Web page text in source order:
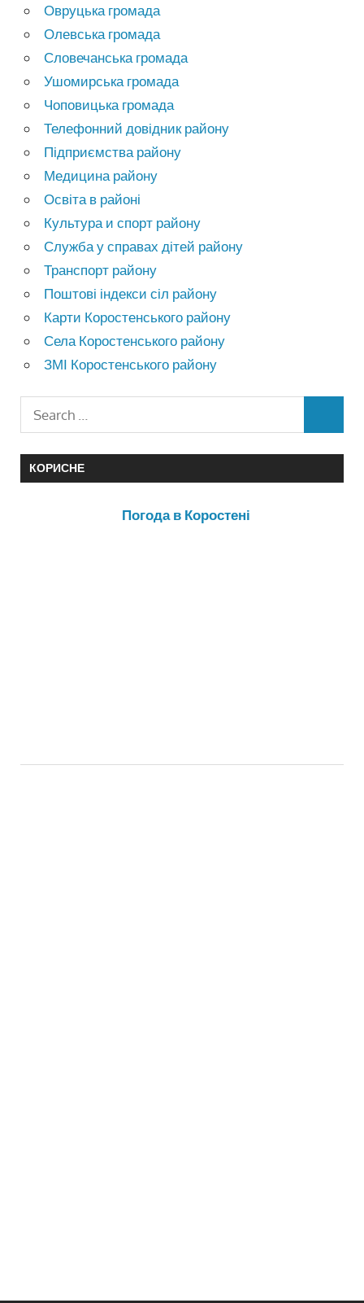
Овруцька громада
Олевська громада
Словечанська громада
Ушомирська громада
Чоповицька громада
Телефонний довідник району
Підприємства району
Медицина району
Освіта в районі
Культура и спорт району
Служба у справах дітей району
Транспорт району
Поштові індекси сіл району
Карти Коростенського району
Села Коростенського району
ЗМІ Коростенського району
КОРИСНЕ
Погода в Коростені